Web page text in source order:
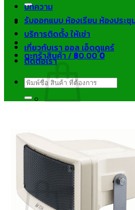
ตะกร้าสินค้า /฿0.000
กลับสู่หน้าร้านค้า
0
ตะกร้าสินค้า
บทความ
รับออกแบบ ห้องเรียน ห้องประชุ
บริการติดตั้ง ให้เช่า
เกี่ยวกับเรา ออล เอ็ดดูแคร์
ติดต่อเรา
ค้นหา: